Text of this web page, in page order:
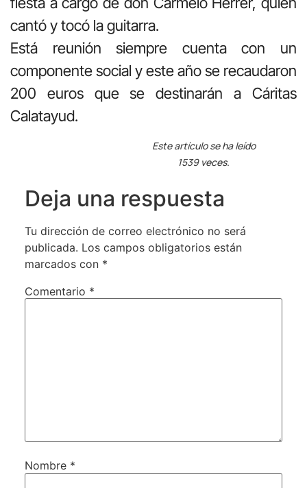
cantó y tocó la guitarra.
Está reunión siempre cuenta con un
componente social y este año se recaudaron
200 euros que se destinarán a Cáritas
Calatayud.
Este artículo se ha leído
1539 veces.
Deja una respuesta
Tu dirección de correo electrónico no será
publicada. Los campos obligatorios están
marcados con *
Comentario *
Nombre *